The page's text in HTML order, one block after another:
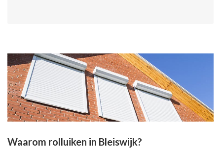
Waarom rolluiken in Bleiswijk?